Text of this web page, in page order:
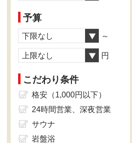
予算
下限なし ～
上限なし 円
こだわり条件
格安（1,000円以下）
24時間営業、深夜営業
サウナ
岩盤浴